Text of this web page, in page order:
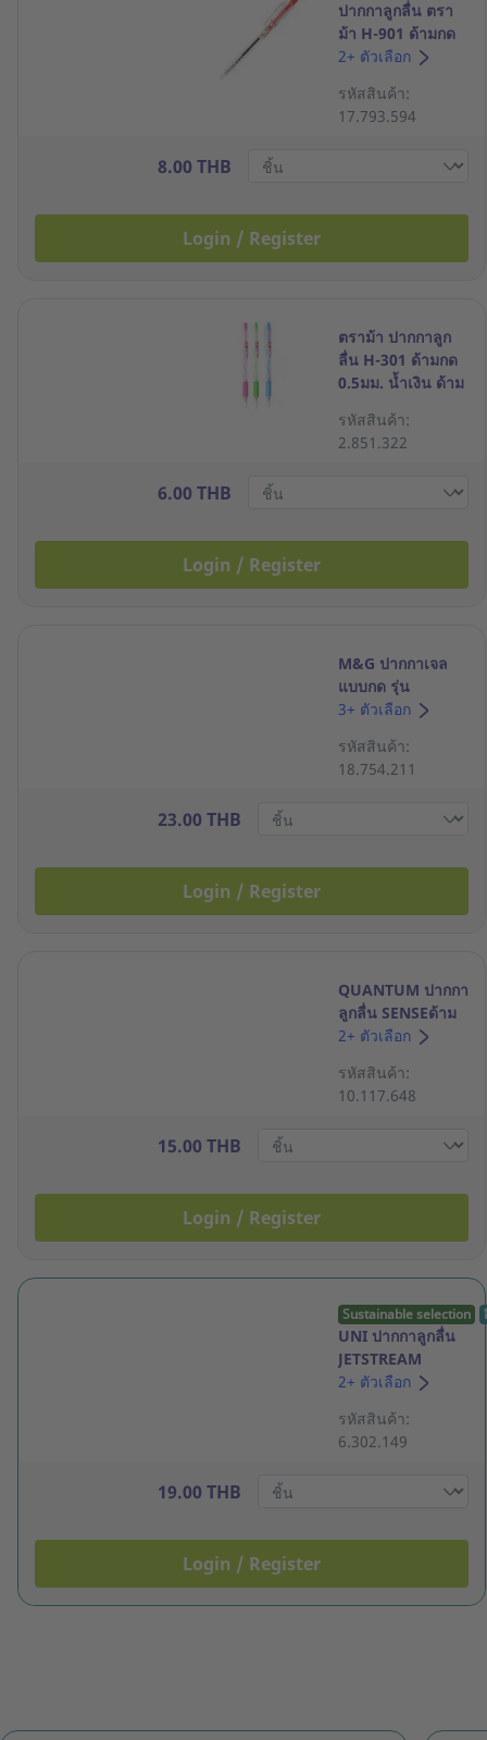
ปากกาลูกลื่น ตรา
ม้า H-901 ด้ามกด
0.7มม. แดง
2+ ตัวเลือก
รหัสสินค้า:
17.793.594
8.00 THB
Login / Register
ตราม้า ปากกาลูก
ลื่น H-301 ด้ามกด
0.5มม. น้ำเงิน ด้าม
รหัสสินค้า:
2.851.322
6.00 THB
Login / Register
M&G ปากกาเจล
แบบกด รุ่น
AGPK3577 ขนาด
3+ ตัวเลือก
รหัสสินค้า:
18.754.211
23.00 THB
Login / Register
QUANTUM ปากกา
ลูกลื่น SENSEด้าม
กด 0.5มม. น้ำเงิน
2+ ตัวเลือก
รหัสสินค้า:
10.117.648
15.00 THB
Login / Register
Sustainable selection
UNI ปากกาลูกลื่น
JETSTREAM
SXN101-05 0.5มม.
2+ ตัวเลือก
รหัสสินค้า:
6.302.149
19.00 THB
Login / Register